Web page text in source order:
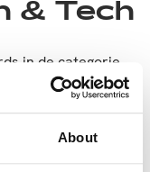
About
& Tech
in de categorie
ribs van Palm